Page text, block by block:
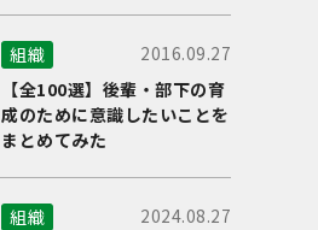
組織
2016.09.27
【全100選】後輩・部下の育
成のために意識したいことを
まとめてみた
組織
2024.08.27